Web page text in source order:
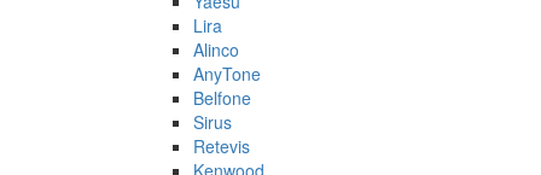
Lira
Alinco
AnyTone
Belfone
Sirus
Retevis
Kenwood